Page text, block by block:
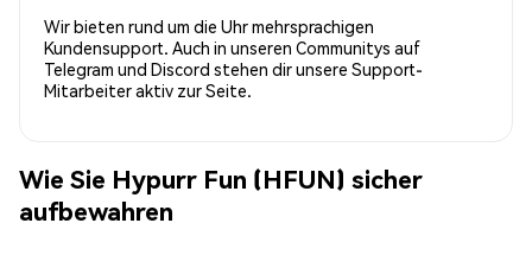
Wir bieten rund um die Uhr mehrsprachigen
Kundensupport. Auch in unseren Communitys auf
Telegram und Discord stehen dir unsere Support-
Mitarbeiter aktiv zur Seite.
Wie Sie Hypurr Fun (HFUN) sicher
aufbewahren